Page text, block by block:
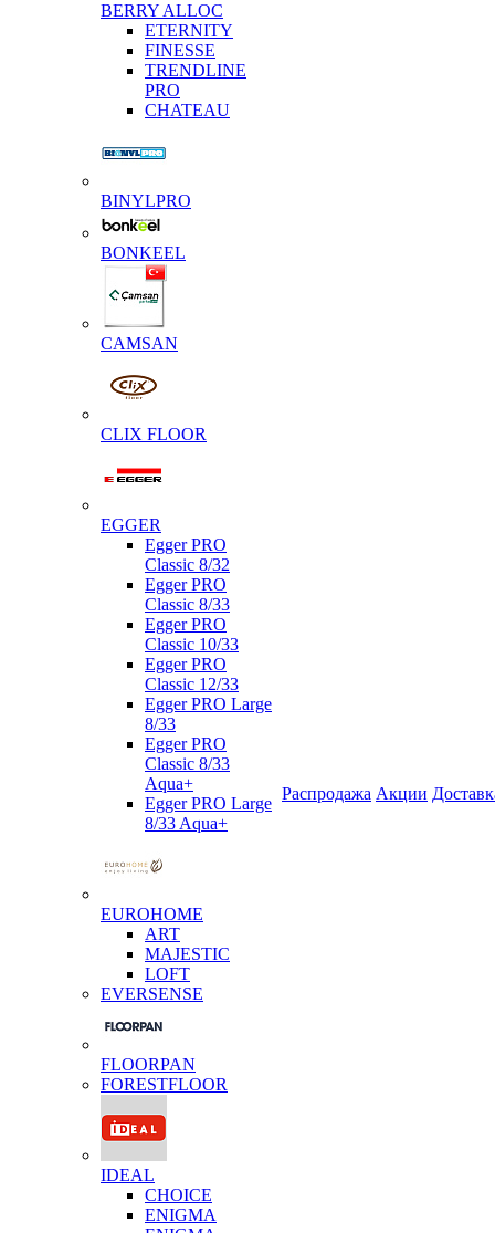
BERRY ALLOC
ETERNITY
FINESSE
TRENDLINE
PRO
CHATEAU
BINYLPRO
BONKEEL
CAMSAN
CLIX FLOOR
EGGER
Egger PRO
Classic 8/32
Egger PRO
Classic 8/33
Egger PRO
Classic 10/33
Egger PRO
Classic 12/33
Egger PRO Large
8/33
Egger PRO
Classic 8/33
Aqua+
Egger PRO Large
8/33 Aqua+
EUROHOME
ART
MAJESTIC
LOFT
EVERSENSE
FLOORPAN
FORESTFLOOR
IDEAL
CHOICE
ENIGMA
Распродажа Акции